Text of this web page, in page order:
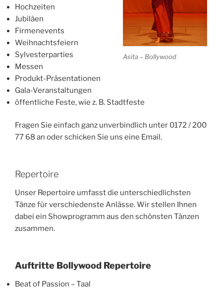
Asita – Bollywood
Hochzeiten
Jubiläen
Firmenevents
Weihnachtsfeiern
Sylvesterparties
Messen
Produkt-Präsentationen
Gala-Veranstaltungen
öffentliche Feste, wie z. B. Stadtfeste
Fragen Sie einfach ganz unverbindlich unter 0172 / 200
77 68 an oder schicken Sie uns eine Email.
Repertoire
Unser Repertoire umfasst die unterschiedlichsten
Tänze für verschiedenste Anlässe. Wir stellen Ihnen
dabei ein Showprogramm aus den schönsten Tänzen
zusammen.
Auftritte Bollywood Repertoire
Beat of Passion – Taal